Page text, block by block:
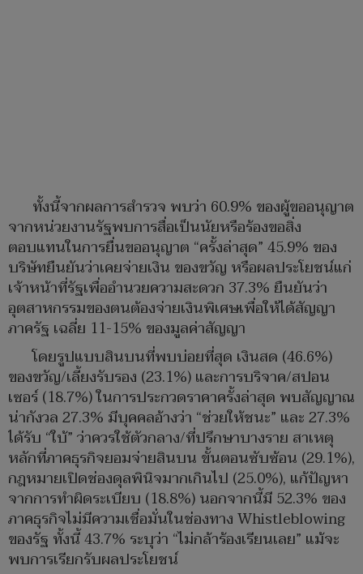
ทั้งนี้จากผลการสำรวจ พบว่า 60.9% ของผู้ขออนุญาต
จากหน่วยงานรัฐพบการสื่อเป็นนัยหรือร้องขอสิ่ง
ตอบแทนในการยื่นขออนุญาต “ครั้งล่าสุด” 45.9% ของ
บริษัทยืนยันว่าเคยจ่ายเงิน ของขวัญ หรือผลประโยชน์แก่
เจ้าหน้าที่รัฐเพื่ออำนวยความสะดวก 37.3% ยืนยันว่า
อุตสาหกรรมของตนต้องจ่ายเงินพิเศษเพื่อให้ได้สัญญา
ภาครัฐ เฉลี่ย 11-15% ของมูลค่าสัญญา
โดยรูปแบบสินบนที่พบบ่อยที่สุด เงินสด (46.6%)
ของขวัญ/เลี้ยงรับรอง (23.1%) และการบริจาค/สปอน
เซอร์ (18.7%) ในการประกวดราคาครั้งล่าสุด พบสัญญาณ
น่ากังวล 27.3% มีบุคคลอ้างว่า “ช่วยให้ชนะ” และ 27.3%
ได้รับ “ใบ้” ว่าควรใช้ตัวกลาง/ที่ปรึกษาบางราย สาเหตุ
หลักที่ภาคธุรกิจยอมจ่ายสินบน ขั้นตอนซับซ้อน (29.1%),
กฎหมายเปิดช่องดุลพินิจมากเกินไป (25.0%), แก้ปัญหา
จากการทำผิดระเบียบ (18.8%) นอกจากนี้มี 52.3% ของ
ภาคธุรกิจไม่มีความเชื่อมั่นในช่องทาง Whistleblowing
ของรัฐ ทั้งนี้ 43.7% ระบุว่า “ไม่กล้าร้องเรียนเลย” แม้จะ
พบการเรียกรับผลประโยชน์